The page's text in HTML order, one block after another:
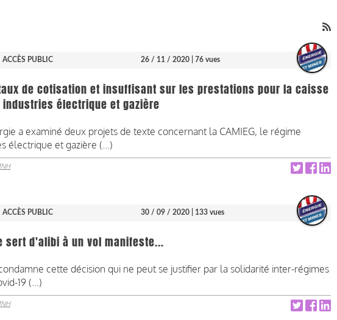
ACCÈS PUBLIC 26 / 11 / 2020 | 76 vues
de cotisation et insuffisant sur les prestations pour la caisse
électrique et gazière
a examiné deux projets de texte concernant la CAMIEG, le régime
électrique et gazière (...)
ACCÈS PUBLIC 30 / 09 / 2020 | 133 vues
sert d'alibi à un vol manifeste...
cette décision qui ne peut se justifier par la solidarité inter-régimes
19 (...)